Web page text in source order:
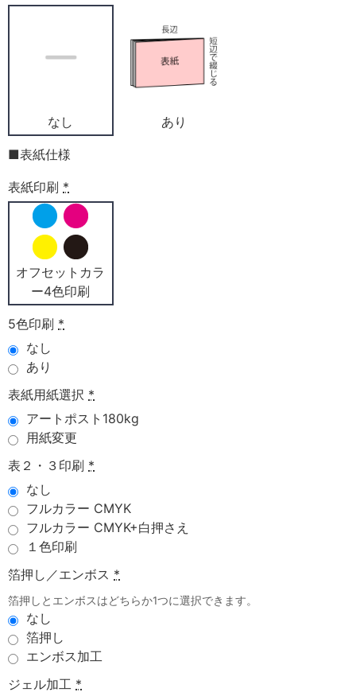
なし あり
■表紙仕様
表紙印刷 *
オフセットカラ
ー4色印刷
5色印刷 *
なし
あり
表紙用紙選択 *
アートポスト180kg
用紙変更
表２・３印刷 *
なし
フルカラー CMYK
フルカラー CMYK+白押さえ
１色印刷
箔押し／エンボス *
箔押しとエンボスはどちらか1つに選択できます。
なし
箔押し
エンボス加工
ジェル加工 *